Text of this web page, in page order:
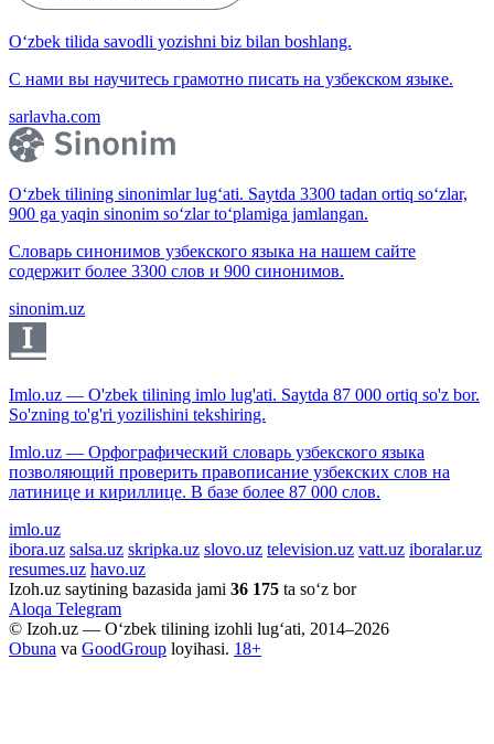
O‘zbek tilida savodli yozishni biz bilan boshlang.
С нами вы научитесь грамотно писать на узбекском языке.
sarlavha.com
O‘zbek tilining sinonimlar lug‘ati. Saytda 3300 tadan ortiq so‘zlar,
900 ga yaqin sinonim so‘zlar to‘plamiga jamlangan.
Словарь синонимов узбекского языка на нашем сайте
содержит более 3300 слов и 900 синонимов.
sinonim.uz
Imlo.uz — O'zbek tilining imlo lug'ati. Saytda 87 000 ortiq so'z bor.
So'zning to'g'ri yozilishini tekshiring.
Imlo.uz — Орфографический словарь узбекского языка
позволяющий проверить правописание узбекских слов на
латинице и кириллице. В базе более 87 000 слов.
imlo.uz
ibora.uz salsa.uz skripka.uz slovo.uz television.uz vatt.uz iboralar.uz
resumes.uz havo.uz
Izoh.uz saytining bazasida jami 36 175 ta so‘z bor
Aloqa Telegram
© Izoh.uz — O‘zbek tilining izohli lug‘ati, 2014–2026
Obuna va GoodGroup loyihasi. 18+